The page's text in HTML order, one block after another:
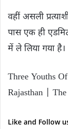
वहीं असली
पास एक ही
में ले लिया गया है।
Three Youths
Rajasthan |
Like and Follow